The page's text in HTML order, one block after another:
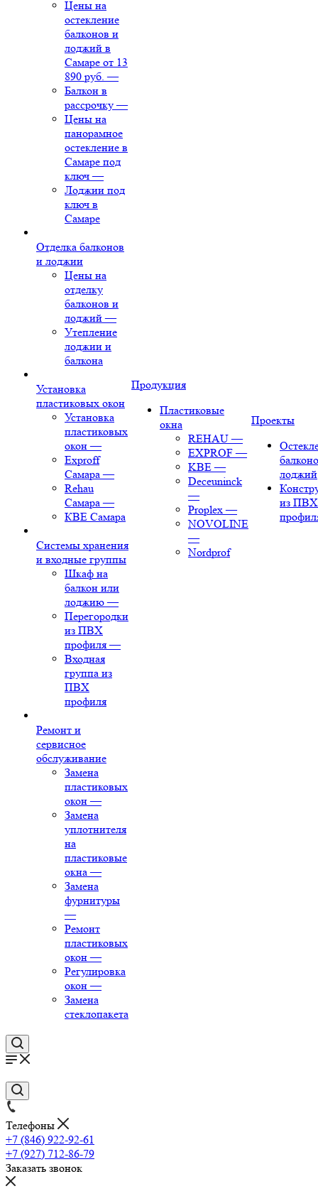
Цены на
остекление
балконов и
лоджий в
Самаре от 13
890 руб. —
Балкон в
рассрочку —
Цены на
панорамное
остекление в
Самаре под
ключ —
Лоджии под
ключ в
Самаре
Отделка балконов
и лоджии
Цены на
отделку
балконов и
лоджий —
Утепление
лоджии и
балкона
Установка
пластиковых окон
Установка
пластиковых
окон —
Exproff
Самара —
Rehau
Самара —
КВЕ Самара
Системы хранения
и входные группы
Шкаф на
балкон или
лоджию —
Перегородки
из ПВХ
профиля —
Входная
группа из
ПВХ
профиля
Ремонт и
сервисное
обслуживание
Замена
пластиковых
окон —
Замена
уплотнителя
на
пластиковые
окна —
Замена
фурнитуры
—
Ремонт
пластиковых
окон —
Регулировка
окон —
Замена
стеклопакета
Продукция
Пластиковые
окна
REHAU —
EXPROF —
KBE —
Deceuninck
—
Proplex —
NOVOLINE
—
Nordprof
Проекты
лоджий
из ПВХ
Телефоны
+7 (846) 922-92-61
+7 (927) 712-86-79
Заказать звонок